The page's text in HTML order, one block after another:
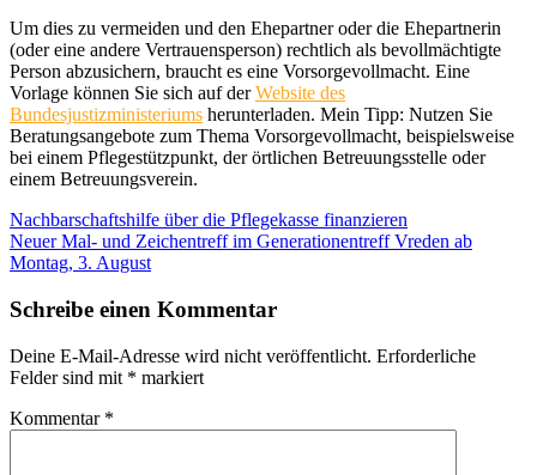
Um dies zu vermeiden und den Ehepartner oder die Ehepartnerin
(oder eine andere Vertrauensperson) rechtlich als bevollmächtigte
Person abzusichern, braucht es eine Vorsorgevollmacht. Eine
Vorlage können Sie sich auf derWebsite des
Bundesjustizministeriums herunterladen. Mein Tipp: Nutzen Sie
Beratungsangebote zum Thema Vorsorgevollmacht, beispielsweise
bei einem Pflegestützpunkt, der örtlichen Betreuungsstelle oder
einem Betreuungsverein.
Beitragsnavigation
Nachbarschaftshilfe über die Pflegekasse finanzieren
Neuer Mal- und Zeichentreff im Generationentreff Vreden ab
Montag, 3. August
Schreibe einen Kommentar
Deine E-Mail-Adresse wird nicht veröffentlicht. Erforderliche
Felder sind mit * markiert
Kommentar *